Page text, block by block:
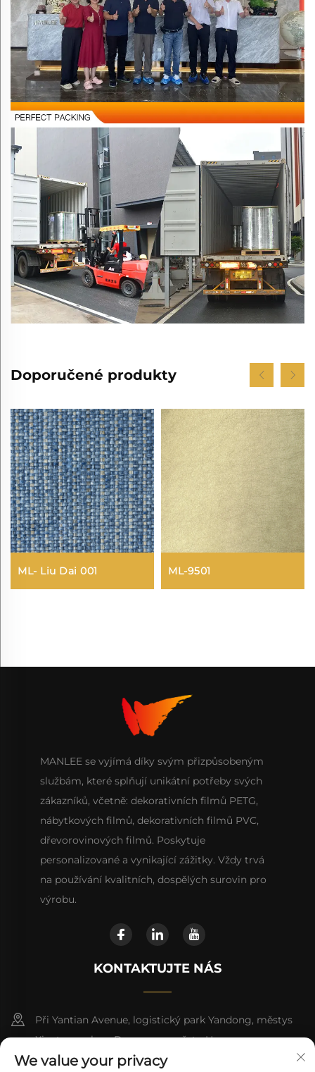
Doporučené produkty
ML- Liu Dai 001 ML-9501
MANLEE se vyjímá díky svým přizpůsobeným
službám, které splňují unikátní potřeby svých
zákazníků, včetně: dekorativních filmů PETG,
nábytkových filmů, dekorativních filmů PVC,
dřevorovinových filmů. Poskytuje
personalizované a vynikající zážitky. Vždy trvá
na používání kvalitních, dospělých surovin pro
výrobu.
KONTAKTUJTE NÁS
Při Yantian Avenue, logistický park Yandong, městys
Xiantang, okres Dongyuan, město Heyuan
We value your privacy